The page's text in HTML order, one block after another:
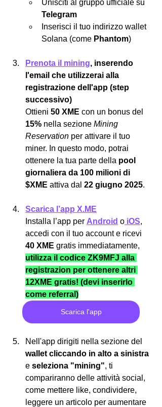
Unisciti al gruppo ufficiale su
Telegram
Inserisci il tuo indirizzo wallet
Solana (come Phantom)
Prenota il mining, inserendo
l'email che utilizzerai alla
registrazione dell'app (step
successivo)
Ottieni 50 XME con un bonus del
15% nella sezione Mining
Reservation per attivare il tuo
miner. In questo modo, potrai
ottenere la tua parte della pool
giornaliera da 100 milioni di
$XME attiva dal 22 giugno 2025.
Scarica l’app X.ME
Installa l’app per Android o iOS,
accedi con il tuo account e ricevi
40 XME gratis immediatamente,
utilizza il codice ZK9MFJ alla
registrazion per ottenere altri
12XME gratis! (devi inserirlo
come referral)
Scarica l'app
Nell'app dirigiti nella sezione del
wallet cliccando in alto a sinistra
e seleziona "mining", ti
compariranno delle attività social,
come mettere like, condividere,
leggere un articolo per aumentare